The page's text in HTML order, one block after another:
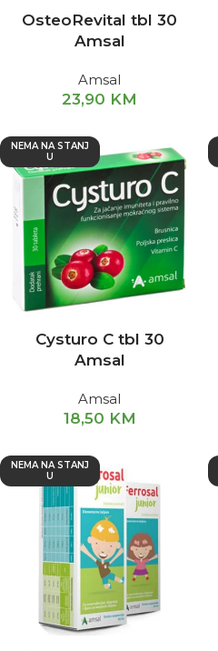
OsteoRevital tbl 30
Amsal
Amsal
23,90 KM
NEMA NA STANJ
U
Cysturo C tbl 30
Amsal
Amsal
18,50 KM
NEMA NA STANJ
U